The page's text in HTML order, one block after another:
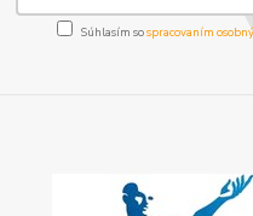
Súhlasím sospracovaním